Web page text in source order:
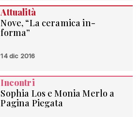
Attualità
Nove, “La ceramica in-
forma”
14 dic 2016
Incontri
Sophia Los e Monia Merlo a
Pagina Piegata